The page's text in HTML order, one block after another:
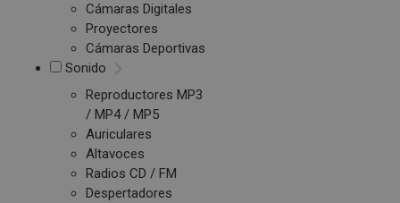
Cámaras Digitales
Proyectores
Cámaras Deportivas
Sonido
Reproductores MP3
/ MP4 / MP5
Auriculares
Altavoces
Radios CD / FM
Despertadores